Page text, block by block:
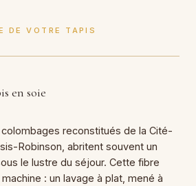
DE VOTRE TAPIS
en soie
reconstitués de la Cité-
Robinson, abritent souvent un
le lustre du séjour. Cette fibre
: un lavage à plat, mené à